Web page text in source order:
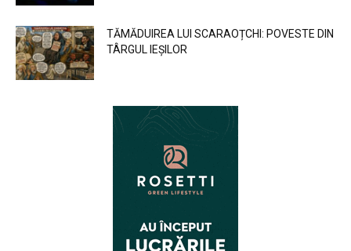
TĂMĂDUIREA LUI SCARAOȚCHI: POVESTE DIN
TÂRGUL IEȘILOR